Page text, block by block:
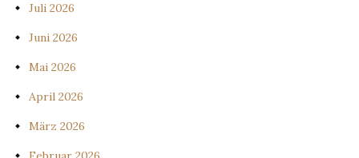
Juli 2026
Juni 2026
Mai 2026
April 2026
März 2026